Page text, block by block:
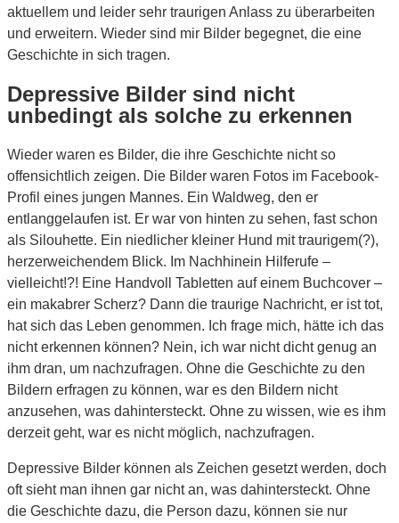
aktuellem und leider sehr traurigen Anlass zu überarbeiten
und erweitern. Wieder sind mir Bilder begegnet, die eine
Geschichte in sich tragen.
Depressive Bilder sind nicht
unbedingt als solche zu erkennen
Wieder waren es Bilder, die ihre Geschichte nicht so
offensichtlich zeigen. Die Bilder waren Fotos im Facebook-
Profil eines jungen Mannes. Ein Waldweg, den er
entlanggelaufen ist. Er war von hinten zu sehen, fast schon
als Silouhette. Ein niedlicher kleiner Hund mit traurigem(?),
herzerweichendem Blick. Im Nachhinein Hilferufe –
vielleicht!?! Eine Handvoll Tabletten auf einem Buchcover –
ein makabrer Scherz? Dann die traurige Nachricht, er ist tot,
hat sich das Leben genommen. Ich frage mich, hätte ich das
nicht erkennen können? Nein, ich war nicht dicht genug an
ihm dran, um nachzufragen. Ohne die Geschichte zu den
Bildern erfragen zu können, war es den Bildern nicht
anzusehen, was dahintersteckt. Ohne zu wissen, wie es ihm
derzeit geht, war es nicht möglich, nachzufragen.
Depressive Bilder können als Zeichen gesetzt werden, doch
oft sieht man ihnen gar nicht an, was dahintersteckt. Ohne
die Geschichte dazu, die Person dazu, können sie nur